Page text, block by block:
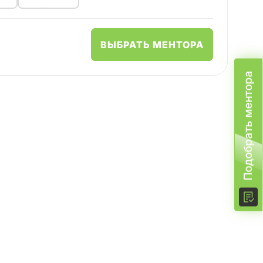
Подобрать ментора
контента, я использую такие движки, как
языки HLSL, VEX и Python.ВЫБРАТЬ МЕНТОРА